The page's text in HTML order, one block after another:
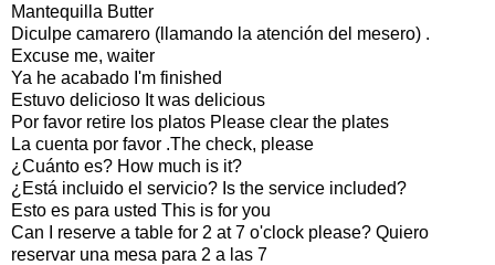
Mantequilla Butter
Diculpe camarero (llamando la atención del mesero) .
Excuse me, waiter
Ya he acabado I'm finished
Estuvo delicioso It was delicious
Por favor retire los platos Please clear the plates
La cuenta por favor .The check, please
¿Cuánto es? How much is it?
¿Está incluido el servicio? Is the service included?
Esto es para usted This is for you
Can I reserve a table for 2 at 7 o'clock please? Quiero
reservar una mesa para 2 a las 7